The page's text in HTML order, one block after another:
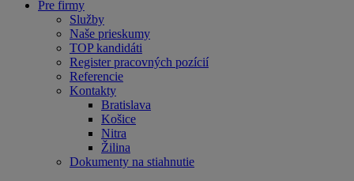
Pre firmy
Služby
Naše prieskumy
TOP kandidáti
Register pracovných pozícií
Referencie
Kontakty
Bratislava
Košice
Nitra
Žilina
Dokumenty na stiahnutie